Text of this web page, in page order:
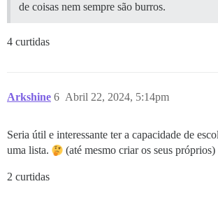
de coisas nem sempre são burros.
4 curtidas
Arkshine Abril 22, 2024, 5:14pm
6
Seria útil e interessante ter a capacidade de
uma lista.
(até mesmo criar os seus próprios)
2 curtidas